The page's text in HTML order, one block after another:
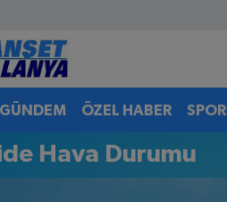
GÜNDEM ÖZEL HABER SPOR
Hava Durumu